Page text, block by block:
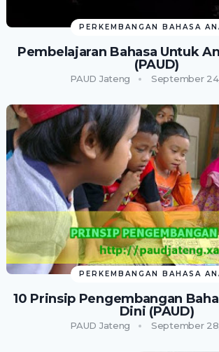
PERKEMBANGAN BAHASA
Pembelajaran Bahasa Untuk
(PAUD)
PAUD Jateng September
PERKEMBANGAN BAHASA
10 Prinsip Pengembangan
Dini (PAUD)
PAUD Jateng September